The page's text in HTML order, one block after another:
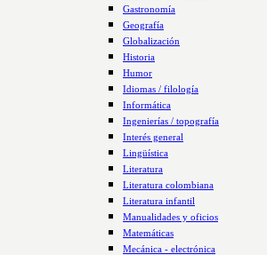
Gastronomía
Geografía
Globalización
Historia
Humor
Idiomas / filología
Informática
Ingenierías / topografía
Interés general
Lingüística
Literatura
Literatura colombiana
Literatura infantil
Manualidades y oficios
Matemáticas
Mecánica - electrónica